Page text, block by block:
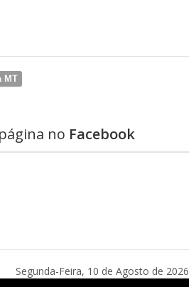
MT
no Facebook
Segunda-Feira, 10 de Agosto de 2026